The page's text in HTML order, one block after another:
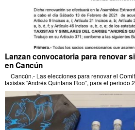
Lanzan convocatoria para renovar
en Cancún
Cancún.- Las elecciones para renovar el
taxistas “Andrés Quintana Roo”, para el periodo